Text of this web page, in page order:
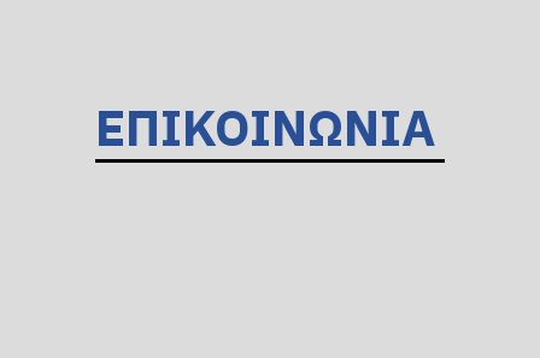
ΕΠΙΚΟΙΝΩΝΙΑ